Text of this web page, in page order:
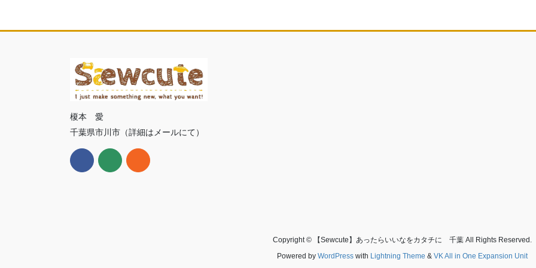
榎本 愛
千葉県市川市（詳細はメールにて）
Copyright © 【Sewcute】あったらいいなをカタチに 千葉 All Rights Reserved.
Powered by WordPresswith Lightning Theme & VK All in One Expansion Unit